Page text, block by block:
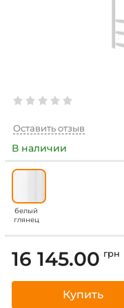
Оставить отзыв
В наличии
белый
глянец
16 145.00 грн
Купить